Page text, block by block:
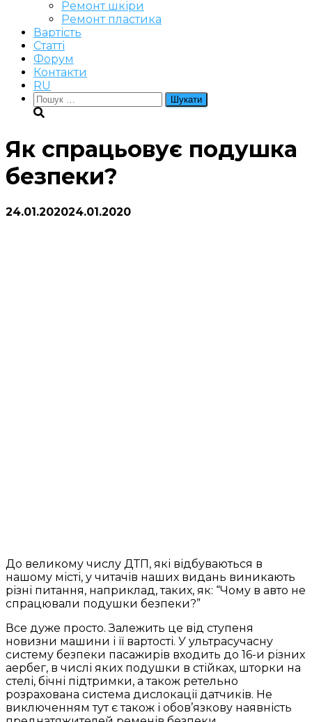
Ремонт шкіри
Ремонт пластика
Вартість
Статті
Форум
Контакти
RU
Пошук:
Як спрацьовує подушка
безпеки?
24.01.202024.01.2020
До великому числу ДТП, які відбуваються в
нашому місті, у читачів наших видань виникають
різні питання, наприклад, таких, як: “Чому в авто не
спрацювали подушки безпеки?”
Все дуже просто. Залежить це від ступеня
новизни машини і її вартості. У ультрасучасну
систему безпеки пасажирів входить до 16-и різних
аербег, в числі яких подушки в стійках, шторки на
стелі, бічні підтримки, а також ретельно
розрахована система дислокації датчиків. Не
виключенням тут є також і обов’язкову наявність